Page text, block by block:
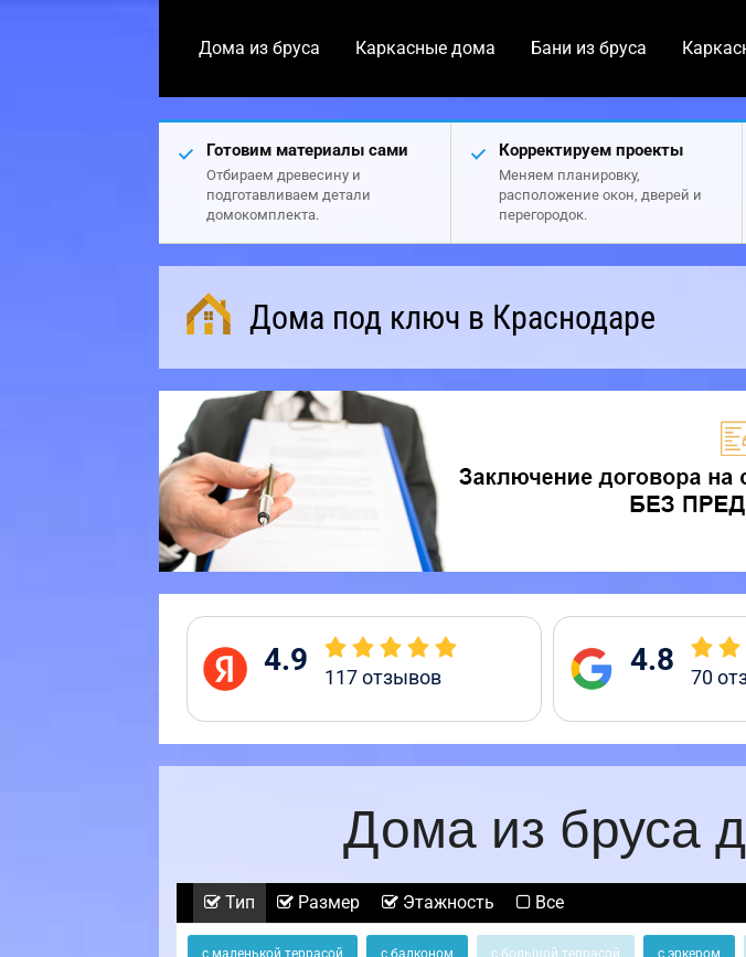
Дома из бруса Каркасные дома Бани из бруса
Готовим материалы сами
Отбираем древесину и
подготавливаем детали
домокомплекта.
Корректируем проекты
Меняем планировку,
расположение окон, дверей и
перегородок.
Дома под ключ в Краснодаре
4.9 117отзывов 4.8 70
Дома из бруса
Тип Размер Этажность Все
с маленькой террасой с балконом с большой террасой с эркером